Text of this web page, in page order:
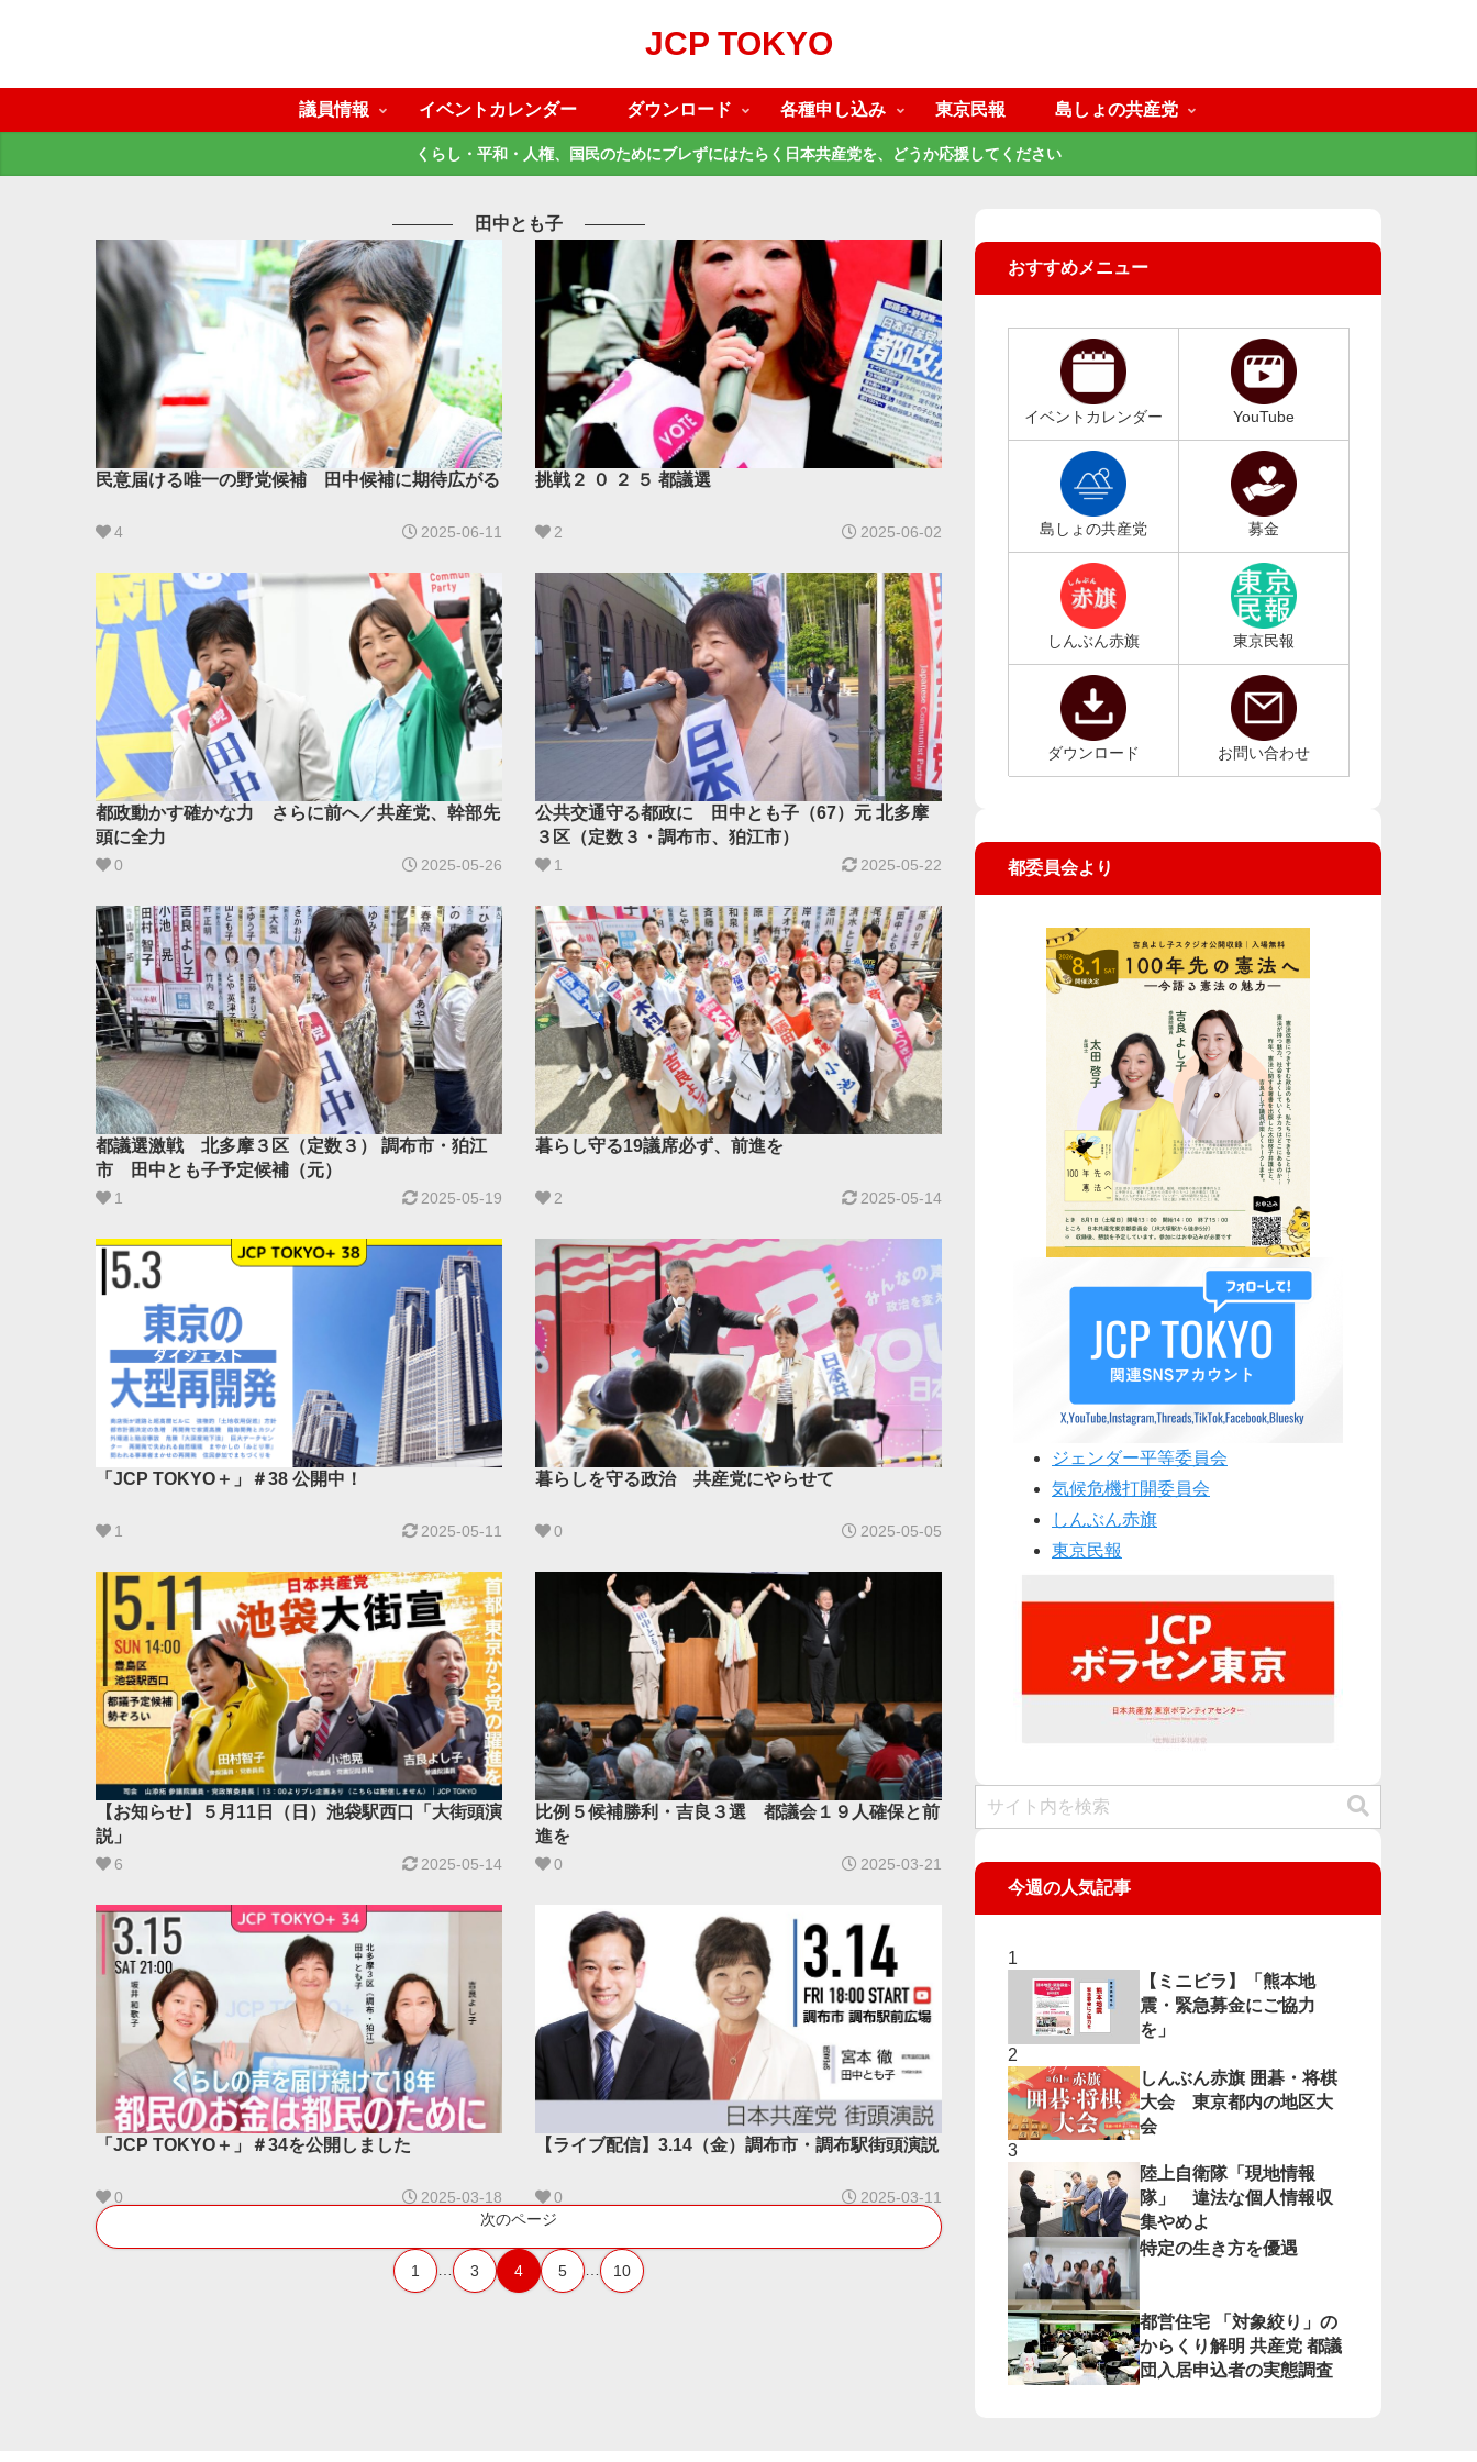
JCP TOKYO
議員情報 イベントカレンダー ダウンロード 各種申し込み 東京民報 島しょの共産党
くらし・平和・人権、国民のためにブレずにはたらく日本共産党を、どうか応援してください
田中とも子
民意届ける唯一の野党候補 田中候補に期待広がる
4 2025-06-11
挑戦２ ０ ２ ５ 都議選
2 2025-06-02
都政動かす確かな力 さらに前へ／共産党、幹部先
頭に全力
0 2025-05-26
公共交通守る都政に 田中とも子（67）元 北多摩
３区（定数３・調布市、狛江市）
1 2025-05-22
都議選激戦 北多摩３区（定数３） 調布市・狛江
市 田中とも子予定候補（元）
1 2025-05-19
暮らし守る19議席必ず、前進を
2 2025-05-14
「JCP TOKYO＋」＃38 公開中！
1 2025-05-11
暮らしを守る政治 共産党にやらせて
0 2025-05-05
【お知らせ】５月11日（日）池袋駅西口「大街頭演
説」
6 2025-05-14
比例５候補勝利・吉良３選 都議会１９人確保と前
進を
0 2025-03-21
「JCP TOKYO＋」＃34を公開しました
0 2025-03-18
【ライブ配信】3.14（金）調布市・調布駅街頭演説
0
2025-03-11
次のページ
1 3 4 5 10
おすすめメニュー
イベントカレンダー YouTube
島しょの共産党 募金
しんぶん赤旗 東京民報
ダウンロード お問い合わせ
都委員会より
ジェンダー平等委員会
気候危機打開委員会
しんぶん赤旗
東京民報
今週の人気記事
【ミニビラ】「熊本地
震・緊急募金にご協力
を」
しんぶん赤旗 囲碁・将棋
大会 東京都内の地区大
会
陸上自衛隊「現地情報
隊」 違法な個人情報収
集やめよ
特定の生き方を優遇
都営住宅 「対象絞り」の
からくり解明 共産党 都議
団入居申込者の実態調査